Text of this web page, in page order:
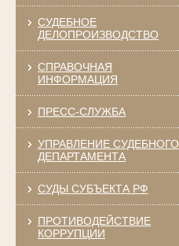
СУДЕБНОЕ
ДЕЛОПРОИЗВОДСТВО
СПРАВОЧНАЯ
ИНФОРМАЦИЯ
ПРЕСС-СЛУЖБА
УПРАВЛЕНИЕ СУДЕБНОГО
ДЕПАРТАМЕНТА
СУДЫ СУБЪЕКТА РФ
ПРОТИВОДЕЙСТВИЕ
КОРРУПЦИИ